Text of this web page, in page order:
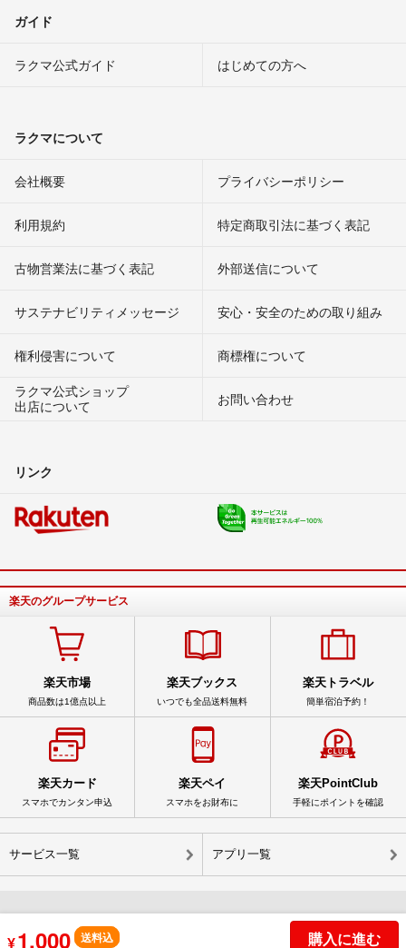
¥1,000 送料込 購入に進む
ガイド
ラクマ公式ガイド はじめての方へ
ラクマについて
会社概要 プライバシーポリシー
利用規約 特定商取引法に基づく表記
古物営業法に基づく表記 外部送信について
サステナビリティメッセージ 安心・安全のための取り組み
権利侵害について
商標権について
ラクマ公式ショップ
出店について
お問い合わせ
リンク
楽天のグループサービス
楽天市場
商品数は1億点以上
楽天ブックス
いつでも全品送料無料
楽天トラベル
簡単宿泊予約！
楽天カード
スマホでカンタン申込
楽天ペイ
スマホをお財布に
楽天PointClub
手軽にポイントを確認
サービス一覧 アプリ一覧